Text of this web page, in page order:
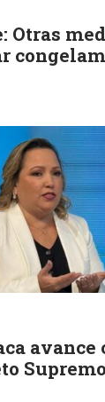
Otras
avance